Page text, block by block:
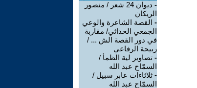
-
ديوان 24 شعر / منصور
الريكان
- القصة الشاعرة والوعي
الجمعي الحداثي/ مقاربة
في دور القصة الش ... /
ربيحة الرفاعي
- تصاوير لية الظمأ /
السمّاح عبد الله
- ثلاثاءات عابر سبيل /
السمّاح عبد الله